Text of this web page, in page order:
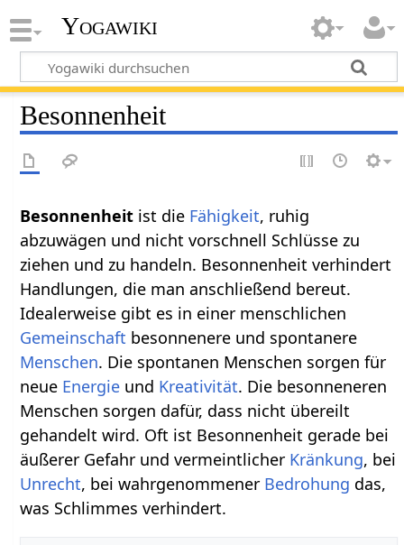
Yogawiki
Besonnenheit
Besonnenheit ist die Fähigkeit, ruhig
abzuwägen und nicht vorschnell Schlüsse zu
ziehen und zu handeln. Besonnenheit verhindert
Handlungen, die man anschließend bereut.
Idealerweise gibt es in einer menschlichen
Gemeinschaft besonnenere und spontanere
Menschen. Die spontanen Menschen sorgen für
neue Energie und Kreativität. Die besonneneren
Menschen sorgen dafür, dass nicht übereilt
gehandelt wird. Oft ist Besonnenheit gerade bei
äußerer Gefahr und vermeintlicher Kränkung, bei
Unrecht, bei wahrgenommener Bedrohung das,
was Schlimmes verhindert.